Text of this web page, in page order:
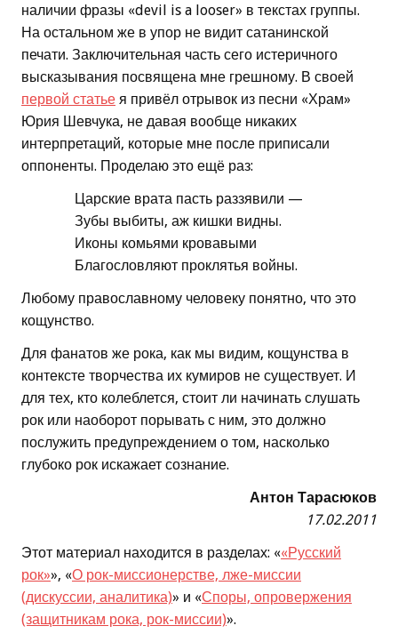
наличии фразы «devil is a looser» в текстах группы.
На остальном же в упор не видит сатанинской
печати. Заключительная часть сего истеричного
высказывания посвящена мне грешному. В своей
первой статье я привёл отрывок из песни «Храм»
Юрия Шевчука, не давая вообще никаких
интерпретаций, которые мне после приписали
оппоненты. Проделаю это ещё раз:
Царские врата пасть раззявили —
Зубы выбиты, аж кишки видны.
Иконы комьями кровавыми
Благословляют проклятья войны.
Любому православному человеку понятно, что это
кощунство.
Для фанатов же рока, как мы видим, кощунства в
контексте творчества их кумиров не существует. И
для тех, кто колеблется, стоит ли начинать слушать
рок или наоборот порывать с ним, это должно
послужить предупреждением о том, насколько
глубоко рок искажает сознание.
Антон Тарасюков
17.02.2011
Этот материал находится в разделах: ««Русский
рок»», «О рок-миссионерстве, лже-миссии
(дискуссии, аналитика)» и «Споры, опровержения
(защитникам рока, рок-миссии)».